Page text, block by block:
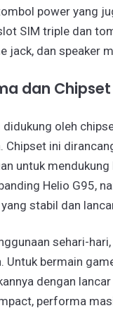
power yang
SIM triple dan
jack, dan speaker
dan Chipset
didukung oleh
Chipset ini
untuk
Helio G95,
stabil dan
sehari-
Untuk bermain
dengan
performa